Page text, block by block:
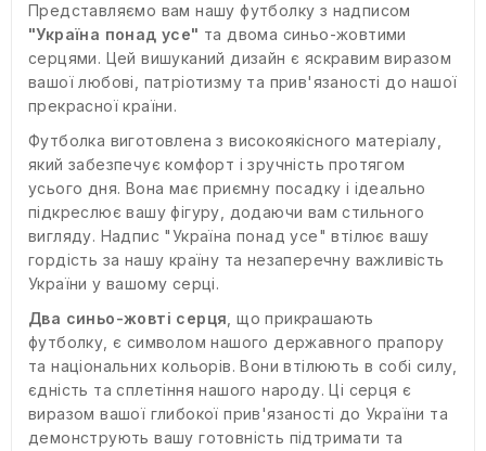
Представляємо вам нашу футболку з надписом
"Україна понад усе" та двома синьо-жовтими
серцями. Цей вишуканий дизайн є яскравим виразом
вашої любові, патріотизму та прив'язаності до нашої
прекрасної країни.
Футболка виготовлена з високоякісного матеріалу,
який забезпечує комфорт і зручність протягом
усього дня. Вона має приємну посадку і ідеально
підкреслює вашу фігуру, додаючи вам стильного
вигляду. Надпис "Україна понад усе" втілює вашу
гордість за нашу країну та незаперечну важливість
України у вашому серці.
Два синьо-жовті серця , що прикрашають
футболку, є символом нашого державного прапору
та національних кольорів. Вони втілюють в собі силу,
єдність та сплетіння нашого народу. Ці серця є
виразом вашої глибокої прив'язаності до України та
демонструють вашу готовність підтримати та